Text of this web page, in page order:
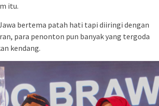
itu.
bertema patah hati tapi diiringi dengan
para penonton pun banyak yang tergoda
kendang.